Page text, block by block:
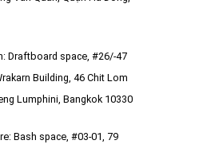
Draftboard space, #26/-47
Building, 46 Chit Lom
Lumphini, Bangkok 10330
Bash space, #03-01, 79